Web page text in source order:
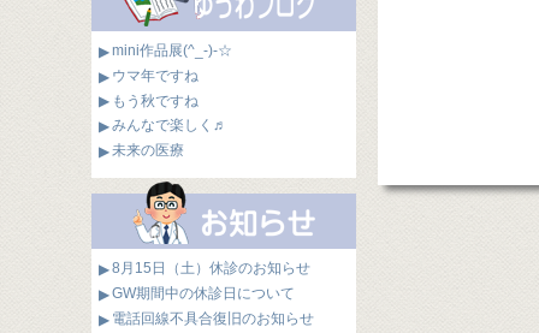
mini作品展(^_-)-☆
ウマ年ですね
もう秋ですね
みんなで楽しく♬
未来の医療
8月15日（土）休診のお知らせ
GW期間中の休診日について
電話回線不具合復旧のお知らせ